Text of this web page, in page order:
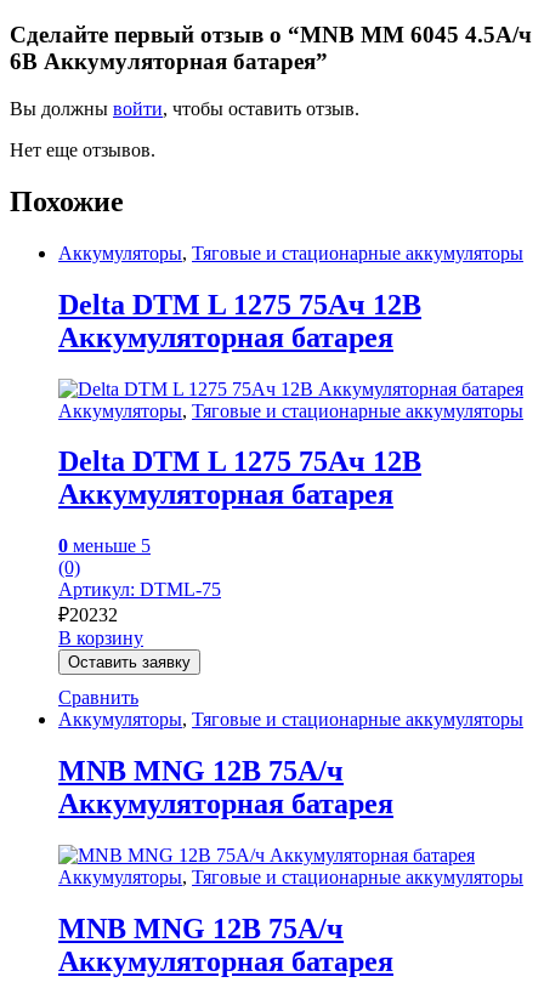
Сделайте первый отзыв о “MNB MM 6045 4.5А/ч
6В Аккумуляторная батарея”
Вы должны войти, чтобы оставить отзыв.
Нет еще отзывов.
Похожие
Аккумуляторы, Тяговые и стационарные аккумуляторы
Delta DTM L 1275 75Ач 12В
Аккумуляторная батарея
Аккумуляторы, Тяговые и стационарные аккумуляторы
Delta DTM L 1275 75Ач 12В
Аккумуляторная батарея
0 меньше 5
(0)
Артикул: DTML-75
₽20232
В корзину
Оставить заявку
Сравнить
Аккумуляторы, Тяговые и стационарные аккумуляторы
MNB MNG 12В 75А/ч
Аккумуляторная батарея
Аккумуляторы, Тяговые и стационарные аккумуляторы
MNB MNG 12В 75А/ч
Аккумуляторная батарея